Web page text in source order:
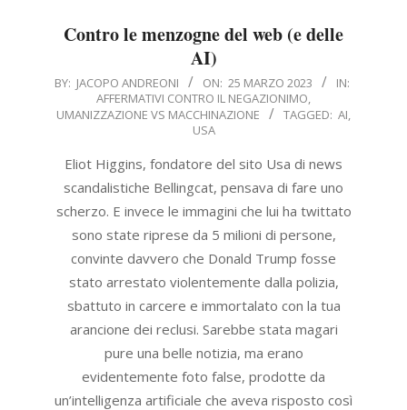
Contro le menzogne del web (e delle
AI)
2023-
BY: JACOPO ANDREONI ON: 25 MARZO 2023
IN:
AFFERMATIVI CONTRO IL NEGAZIONIMO,
UMANIZZAZIONE VS MACCHINAZIONE
TAGGED: AI,
USA
Eliot Higgins, fondatore del sito Usa di news
scandalistiche Bellingcat, pensava di fare uno
scherzo. E invece le immagini che lui ha twittato
sono state riprese da 5 milioni di persone,
convinte davvero che Donald Trump fosse
stato arrestato violentemente dalla polizia,
sbattuto in carcere e immortalato con la tua
arancione dei reclusi. Sarebbe stata magari
pure una belle notizia, ma erano
evidentemente foto false, prodotte da
un’intelligenza artificiale che aveva risposto così